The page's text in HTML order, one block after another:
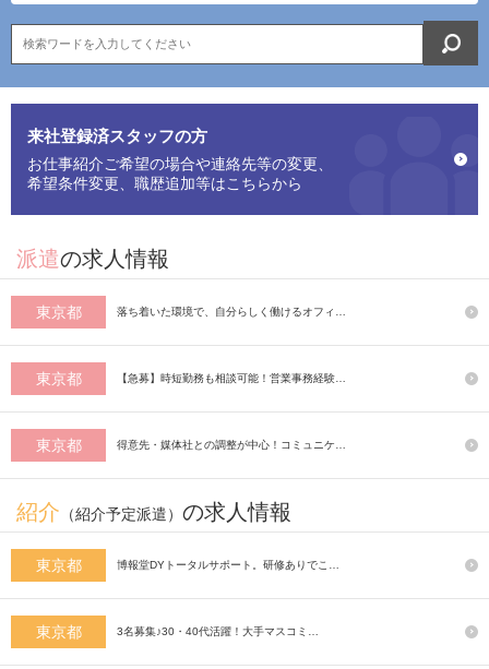
来社登録済スタッフの方
お仕事紹介ご希望の場合や連絡先等の変更、
希望条件変更、職歴追加等はこちらから
派遣の求人情報
東京都 落ち着いた環境で、自分らしく働けるオフィ…
東京都 【急募】時短勤務も相談可能！営業事務経験…
東京都 得意先・媒体社との調整が中心！コミュニケ…
紹介 （紹介予定派遣） の求人情報
東京都 博報堂DYトータルサポート。研修ありでこ…
東京都 3名募集♪30・40代活躍！大手マスコミ…